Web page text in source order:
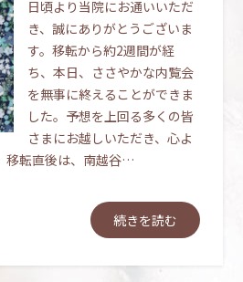
日頃より当院にお通いいただ
き、誠にありがとうございま
す。移転から約2週間が経
ち、本日、ささやかな内覧会
を無事に終えることができま
した。予想を上回る多くの皆
さまにお越しいただき、心よ
移転直後は、南越谷…
続きを読む